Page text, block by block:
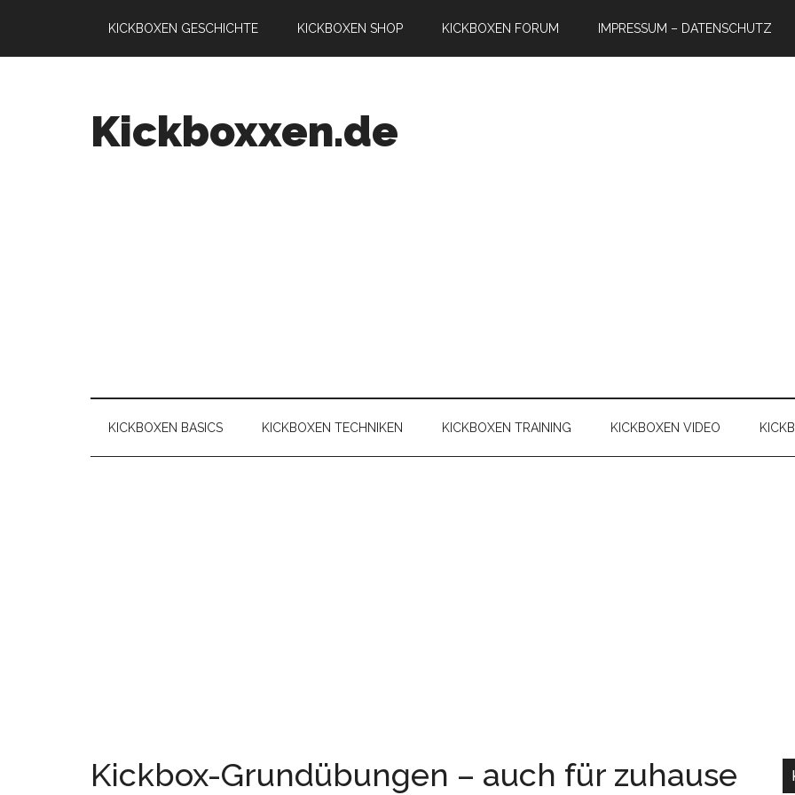
KICKBOXEN GESCHICHTE KICKBOXEN SHOP KICKBOXEN FORUM IMPRESSUM – DATENSCHUTZ
Kickboxxen.de
KICKBOXEN BASICS KICKBOXEN TECHNIKEN KICKBOXEN TRAINING KICKBOXEN VIDEO
Kickbox-Grundübungen – auch für zuhause